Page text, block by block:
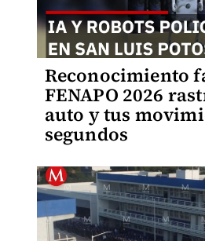
Reconocimiento
FENAPO 2026
auto y tus
segundos